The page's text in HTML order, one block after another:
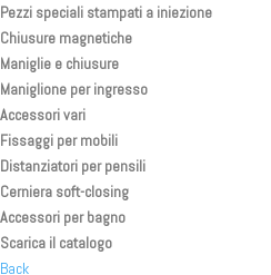
Pezzi speciali stampati a iniezione
Chiusure magnetiche
Maniglie e chiusure
Maniglione per ingresso
Accessori vari
Fissaggi per mobili
Distanziatori per pensili
Cerniera soft-closing
Accessori per bagno
Scarica il catalogo
Back